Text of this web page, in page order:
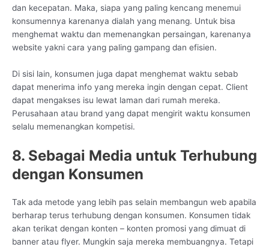
dan kecepatan. Maka, siapa yang paling kencang menemui
konsumennya karenanya dialah yang menang. Untuk bisa
menghemat waktu dan memenangkan persaingan, karenanya
website yakni cara yang paling gampang dan efisien.
Di sisi lain, konsumen juga dapat menghemat waktu sebab
dapat menerima info yang mereka ingin dengan cepat. Client
dapat mengakses isu lewat laman dari rumah mereka.
Perusahaan atau brand yang dapat mengirit waktu konsumen
selalu memenangkan kompetisi.
8. Sebagai Media untuk Terhubung
dengan Konsumen
Tak ada metode yang lebih pas selain membangun web apabila
berharap terus terhubung dengan konsumen. Konsumen tidak
akan terikat dengan konten – konten promosi yang dimuat di
banner atau flyer. Mungkin saja mereka membuangnya. Tetapi
CS Lenteraweb
Online